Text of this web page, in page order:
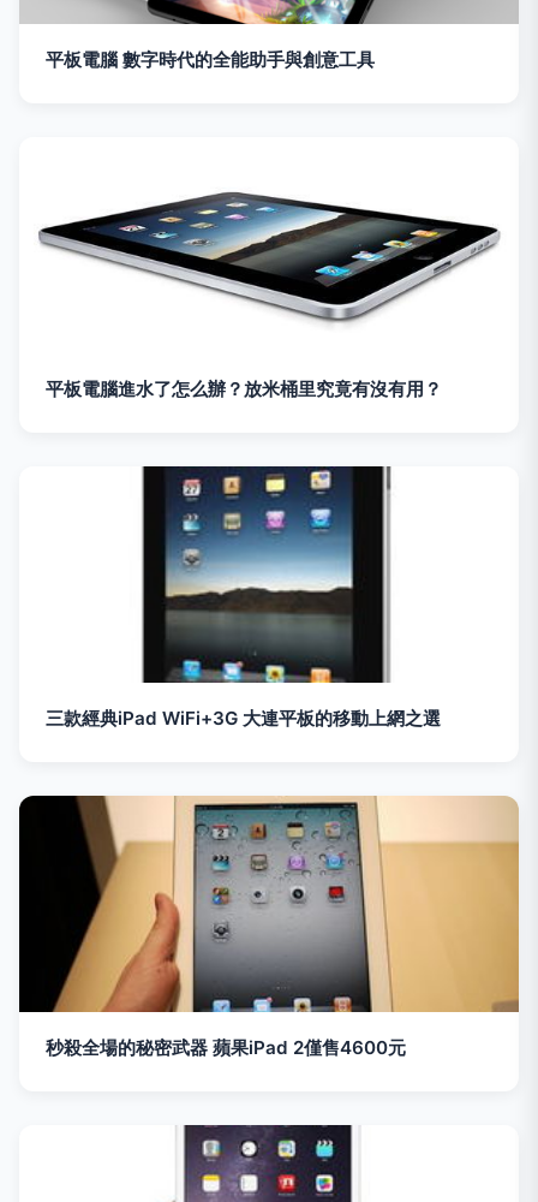
平板電腦 數字時代的全能助手與創意工具
平板電腦進水了怎么辦？放米桶里究竟有沒有用？
三款經典iPad WiFi+3G 大連平板的移動上網之選
秒殺全場的秘密武器 蘋果iPad 2僅售4600元